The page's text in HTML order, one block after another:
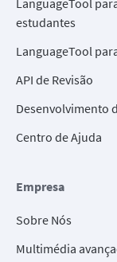
LanguageTool
estudantes
LanguageTool
API de Revisão
Desenvolvimento
Centro de Ajuda
Empresa
Sobre Nós
Multimédia